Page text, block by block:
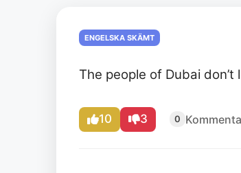
ENGELSKA SKÄMT
The people of Dubai
10 3 0